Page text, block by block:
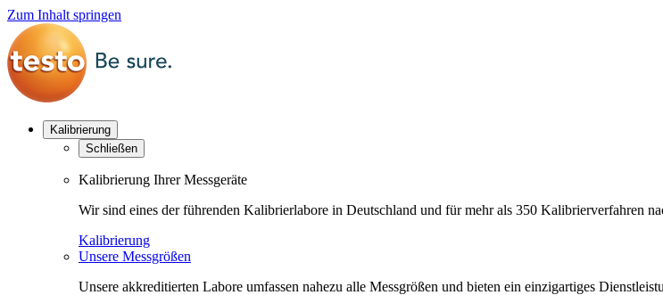
Zum Inhalt springen
Kalibrierung
Schließen
Kalibrierung Ihrer Messgeräte
Wir sind eines der führenden Kalibrierlabore in Deutschland und für mehr als 350 Kalibrierverfahren
Kalibrierung
Unsere Messgrößen
Unsere akkreditierten Labore umfassen nahezu alle Messgrößen und bieten ein einzigartiges